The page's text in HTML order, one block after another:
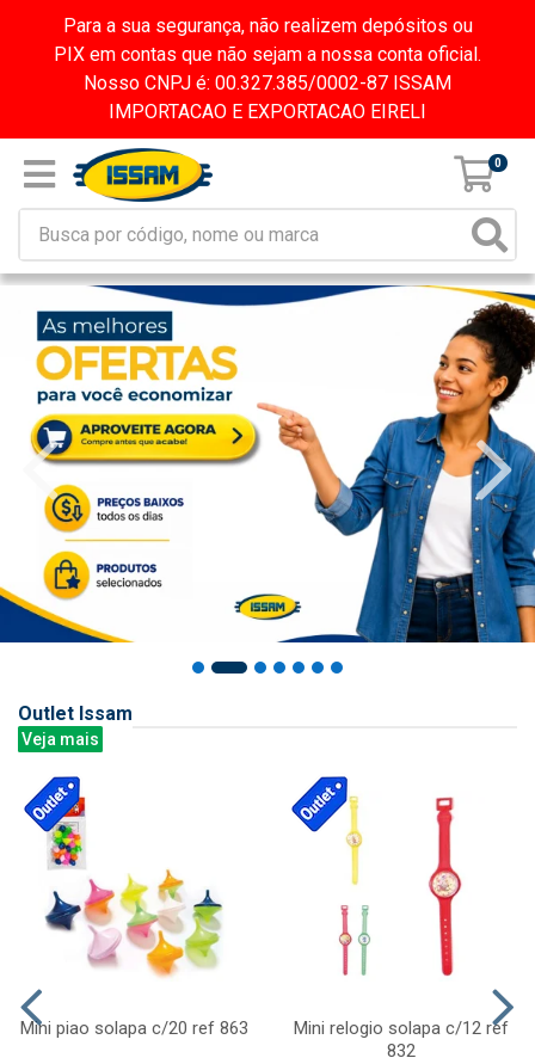
Para a sua segurança, não realizem depósitos ou
PIX em contas que não sejam a nossa conta oficial.
Nosso CNPJ é: 00.327.385/0002-87 ISSAM
IMPORTACAO E EXPORTACAO EIRELI
0
Outlet Issam
Veja mais
Mini piao solapa c/20 ref 863
Mini relogio solapa c/12 ref
832